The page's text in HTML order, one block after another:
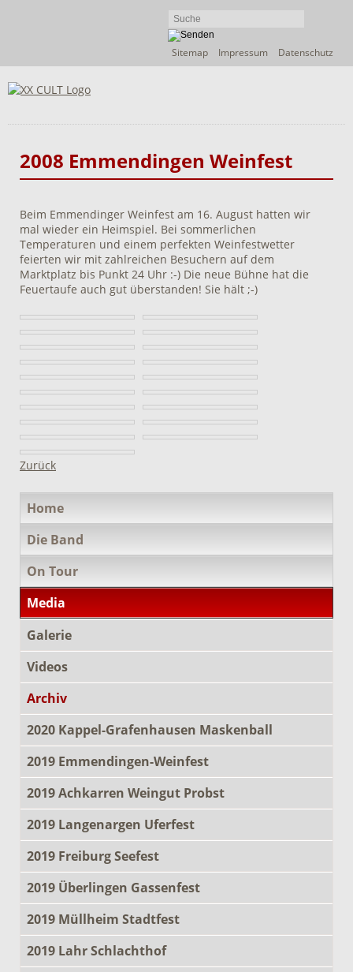
Navigation
Sitemap Impressum Datenschutz
2008 Emmendingen Weinfest
Beim Emmendinger Weinfest am 16. August hatten wir
mal wieder ein Heimspiel. Bei sommerlichen
Temperaturen und einem perfekten Weinfestwetter
feierten wir mit zahlreichen Besuchern auf dem
Marktplatz bis Punkt 24 Uhr :-) Die neue Bühne hat die
Feuertaufe auch gut überstanden! Sie hält ;-)
Zurück
überspringen
Home
Die Band
On Tour
Media
Galerie
Videos
Archiv
2020 Kappel-Grafenhausen Maskenball
2019 Emmendingen-Weinfest
2019 Achkarren Weingut Probst
2019 Langenargen Uferfest
2019 Freiburg Seefest
2019 Überlingen Gassenfest
2019 Müllheim Stadtfest
2019 Lahr Schlachthof